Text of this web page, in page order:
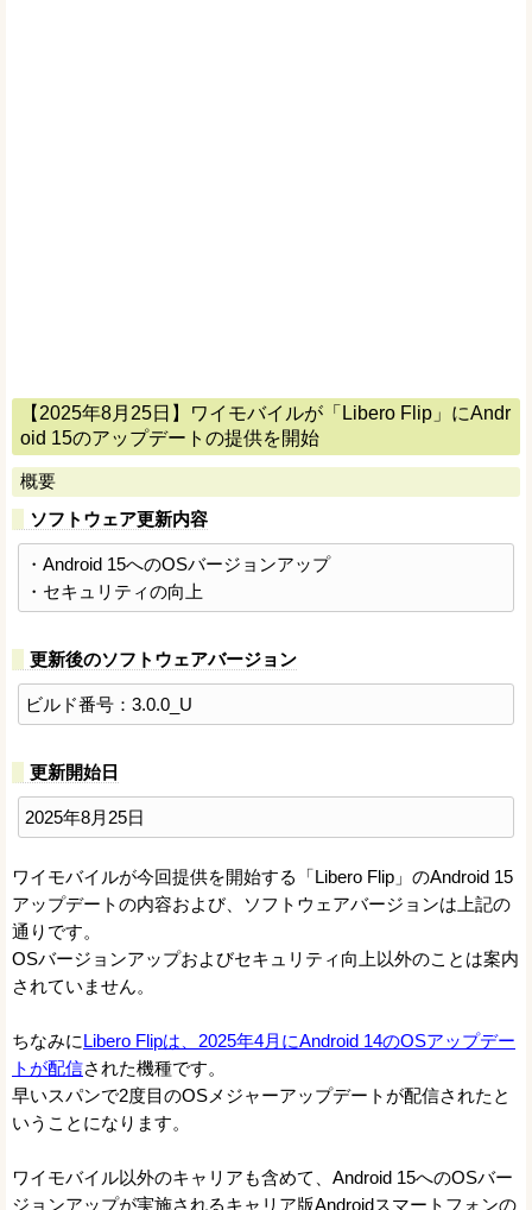
【2025年8月25日】ワイモバイルが「Libero Flip」にAndr
oid 15のアップデートの提供を開始
概要
ソフトウェア更新内容
・Android 15へのOSバージョンアップ
・セキュリティの向上
更新後のソフトウェアバージョン
ビルド番号：3.0.0_U
更新開始日
2025年8月25日
ワイモバイルが今回提供を開始する「Libero Flip」のAndroid 15
アップデートの内容および、ソフトウェアバージョンは上記の
通りです。
OSバージョンアップおよびセキュリティ向上以外のことは案内
されていません。
ちなみにLibero Flipは、2025年4月にAndroid 14のOSアップデー
トが配信された機種です。
早いスパンで2度目のOSメジャーアップデートが配信されたと
いうことになります。
ワイモバイル以外のキャリアも含めて、Android 15へのOSバー
ジョンアップが実施されるキャリア版Androidスマートフォンの